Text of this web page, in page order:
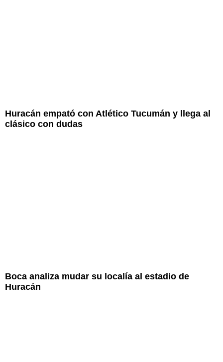
Huracán empató con Atlético Tucumán y llega al
clásico con dudas
Boca analiza mudar su localía al estadio de
Huracán